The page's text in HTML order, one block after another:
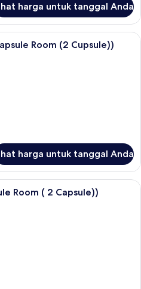
harga untuk tanggal Anda
Room (2 Cupsule))
harga untuk tanggal Anda
Room ( 2 Capsule))